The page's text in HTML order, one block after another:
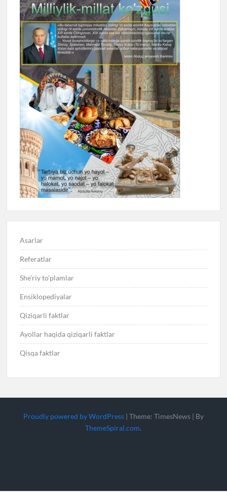
Asarlar
Referatlar
She’riy to’plamlar
Ensiklopediyalar
Qiziqarli faktlar
Ayollar haqida qiziqarli faktlar
Qisqa faktlar
Proudly powered by WordPress | Theme: TimesNews | By
ThemeSpiral.com.